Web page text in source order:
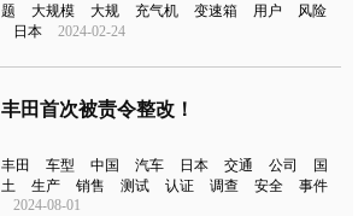
题
大规模 大规 充气机 变速箱 用户
风险
日本
2024-02-24
丰田首次被责令整改！
丰田 车型 中国 汽车 日本 交通 公司
国
土
生产 销售 测试 认证 调查 安全
事件
2024-08-01